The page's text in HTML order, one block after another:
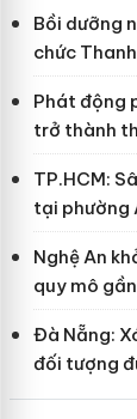
Bồi dưỡng
chức
Phát động
trở thành
TP.HCM:
tại phường
Nghệ An
quy mô
Đà Nẵng:
đối tượng